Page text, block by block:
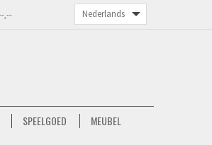
,--
SPEELGOED
MEUBEL